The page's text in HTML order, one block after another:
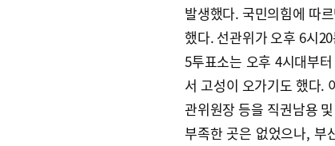
발생했다. 국민의힘에 따
했다. 선관위가 오후 6시
5투표소는 오후 4시대부
서 고성이 오가기도 했다.
관위원장 등을 직권남용
부족한 곳은 없었으나, 부